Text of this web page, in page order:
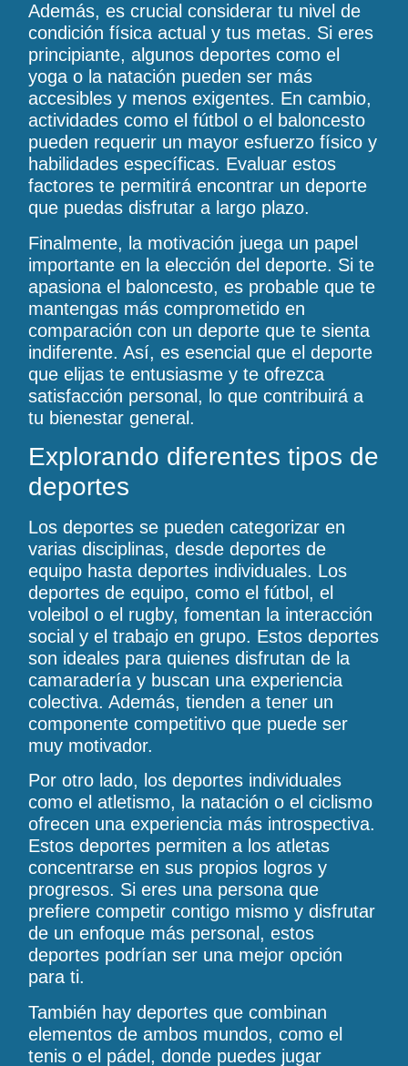
Además, es crucial considerar tu nivel de
condición física actual y tus metas. Si eres
principiante, algunos deportes como el
yoga o la natación pueden ser más
accesibles y menos exigentes. En cambio,
actividades como el fútbol o el baloncesto
pueden requerir un mayor esfuerzo físico y
habilidades específicas. Evaluar estos
factores te permitirá encontrar un deporte
que puedas disfrutar a largo plazo.
Finalmente, la motivación juega un papel
importante en la elección del deporte. Si te
apasiona el baloncesto, es probable que te
mantengas más comprometido en
comparación con un deporte que te sienta
indiferente. Así, es esencial que el deporte
que elijas te entusiasme y te ofrezca
satisfacción personal, lo que contribuirá a
tu bienestar general.
Explorando diferentes tipos de
deportes
Los deportes se pueden categorizar en
varias disciplinas, desde deportes de
equipo hasta deportes individuales. Los
deportes de equipo, como el fútbol, el
voleibol o el rugby, fomentan la interacción
social y el trabajo en grupo. Estos deportes
son ideales para quienes disfrutan de la
camaradería y buscan una experiencia
colectiva. Además, tienden a tener un
componente competitivo que puede ser
muy motivador.
Por otro lado, los deportes individuales
como el atletismo, la natación o el ciclismo
ofrecen una experiencia más introspectiva.
Estos deportes permiten a los atletas
concentrarse en sus propios logros y
progresos. Si eres una persona que
prefiere competir contigo mismo y disfrutar
de un enfoque más personal, estos
deportes podrían ser una mejor opción
para ti.
También hay deportes que combinan
elementos de ambos mundos, como el
tenis o el pádel, donde puedes jugar